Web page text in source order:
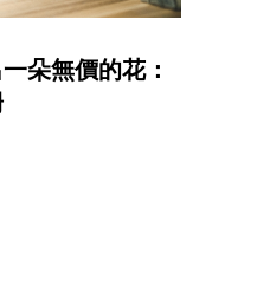
朵無價的花：